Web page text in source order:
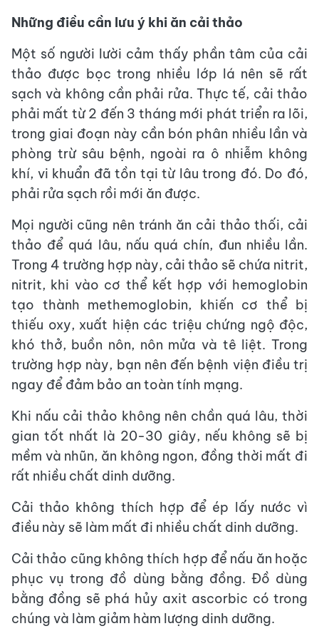
Những điều cần lưu ý khi ăn cải thảo
Một số người lười cảm thấy phần tâm của cải
thảo được bọc trong nhiều lớp lá nên sẽ rất
sạch và không cần phải rửa. Thực tế, cải thảo
phải mất từ 2 đến 3 tháng mới phát triển ra lõi,
trong giai đoạn này cần bón phân nhiều lần và
phòng trừ sâu bệnh, ngoài ra ô nhiễm không
khí, vi khuẩn đã tồn tại từ lâu trong đó. Do đó,
phải rửa sạch rồi mới ăn được.
Mọi người cũng nên tránh ăn cải thảo thối, cải
thảo để quá lâu, nấu quá chín, đun nhiều lần.
Trong 4 trường hợp này, cải thảo sẽ chứa nitrit,
nitrit, khi vào cơ thể kết hợp với hemoglobin
tạo thành methemoglobin, khiến cơ thể bị
thiếu oxy, xuất hiện các triệu chứng ngộ độc,
khó thở, buồn nôn, nôn mửa và tê liệt. Trong
trường hợp này, bạn nên đến bệnh viện điều trị
ngay để đảm bảo an toàn tính mạng.
Khi nấu cải thảo không nên chần quá lâu, thời
gian tốt nhất là 20-30 giây, nếu không sẽ bị
mềm và nhũn, ăn không ngon, đồng thời mất đi
rất nhiều chất dinh dưỡng.
Cải thảo không thích hợp để ép lấy nước vì
điều này sẽ làm mất đi nhiều chất dinh dưỡng.
Cải thảo cũng không thích hợp để nấu ăn hoặc
phục vụ trong đồ dùng bằng đồng. Đồ dùng
bằng đồng sẽ phá hủy axit ascorbic có trong
chúng và làm giảm hàm lượng dinh dưỡng.